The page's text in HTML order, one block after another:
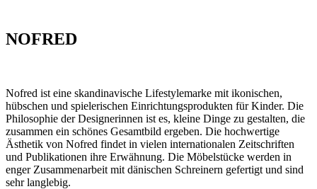
NOFRED
Nofred ist eine skandinavische Lifestylemarke mit ikonischen,
hübschen und spielerischen Einrichtungsprodukten für Kinder. Die
Philosophie der Designerinnen ist es, kleine Dinge zu gestalten, die
zusammen ein schönes Gesamtbild ergeben. Die hochwertige
Ästhetik von Nofred findet in vielen internationalen Zeitschriften
und Publikationen ihre Erwähnung. Die Möbelstücke werden in
enger Zusammenarbeit mit dänischen Schreinern gefertigt und sind
sehr langlebig.